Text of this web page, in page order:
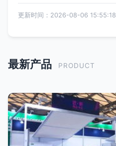
更新时间：2026-08-06 15:55:18
最新产品 PRODUCT